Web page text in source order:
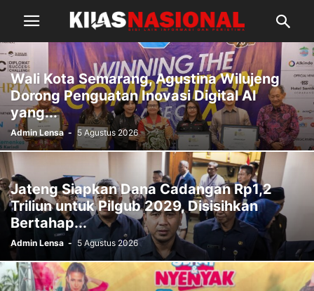
Wali Kota Semarang, Agustina Wilujeng
Dorong Penguatan Inovasi Digital AI
yang...
Admin Lensa - 5 Agustus 2026
Jateng Siapkan Dana Cadangan Rp1,2
Triliun untuk Pilgub 2029, Disisihkan
Bertahap...
Admin Lensa - 5 Agustus 2026